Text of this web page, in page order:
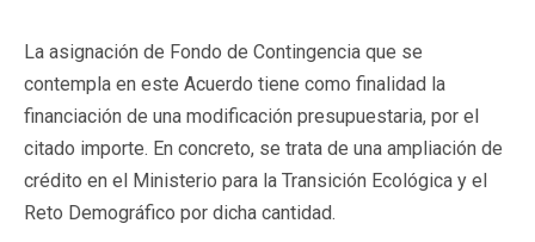
La asignación de Fondo de Contingencia que se
contempla en este Acuerdo tiene como finalidad la
financiación de una modificación presupuestaria, por el
citado importe. En concreto, se trata de una ampliación de
crédito en el Ministerio para la Transición Ecológica y el
Reto Demográfico por dicha cantidad.